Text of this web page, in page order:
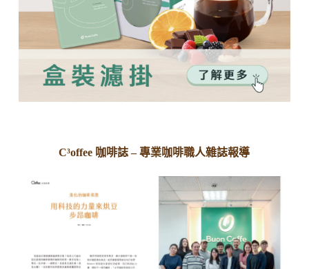
C³offee 咖啡誌 – 專業咖啡職人雜誌報導